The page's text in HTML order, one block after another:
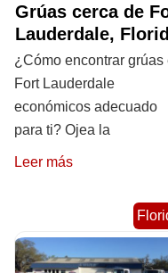
Grúas cerca de
Lauderdale,
¿Cómo encontrar grúas
Fort Lauderdale
económicos adecuado
para ti? Ojea la
Leer más